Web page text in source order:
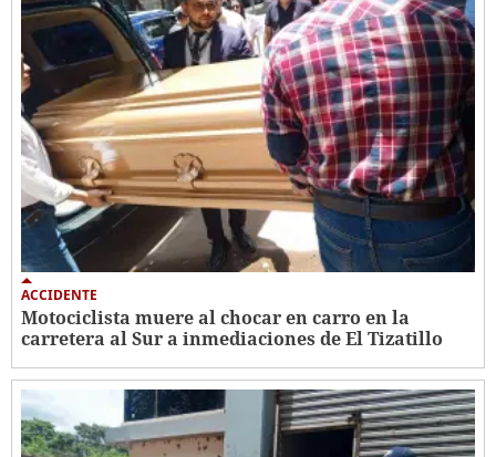
ACCIDENTE
Motociclista muere al chocar en carro en la
carretera al Sur a inmediaciones de El Tizatillo